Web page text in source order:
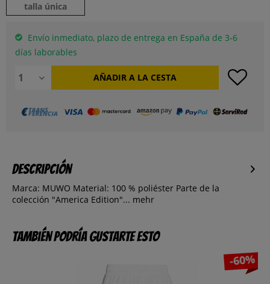
talla única
Envío inmediato, plazo de entrega en España de 3-6
días laborables
AÑADIR A LA CESTA
Descripción
Marca: MUWO Material: 100 % poliéster Parte de la
colección "America Edition"... mehr
También podría gustarte esto
-60%